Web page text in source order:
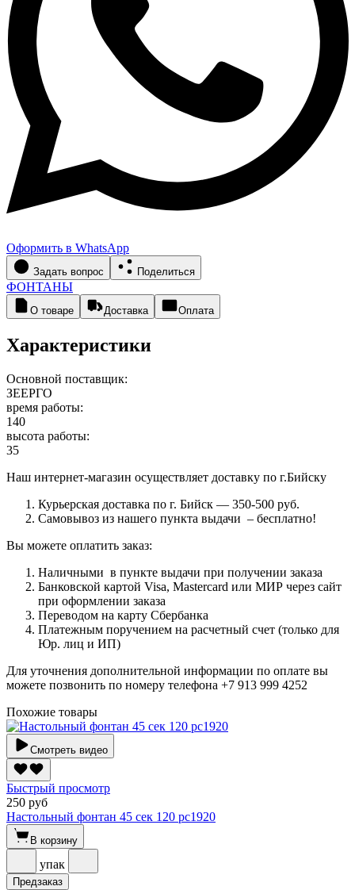
Оформить в WhatsApp
Задать вопрос Поделиться
ФОНТАНЫ
О товаре Доставка Оплата
Характеристики
Основной поставщик:
ЗЕЕРГО
время работы:
140
высота работы:
35
Наш интернет-магазин осуществляет доставку по г.Бийску
Курьерская доставка по г. Бийск — 350-500 руб.
Самовывоз из нашего пункта выдачи – бесплатно!
Вы можете оплатить заказ:
Наличными в пункте выдачи при получении заказа
Банковской картой Visa, Mastercard или МИР через сайт
при оформлении заказа
Переводом на карту Сбербанка
Платежным поручением на расчетный счет (только для
Юр. лиц и ИП)
Для уточнения дополнительной информации по оплате вы
можете позвонить по номеру телефона +7 913 999 4252
Похожие товары
Смотреть видео
Быстрый просмотр
250 руб
Настольный фонтан 45 сек 120 рс1920
В корзину
упак
Предзаказ